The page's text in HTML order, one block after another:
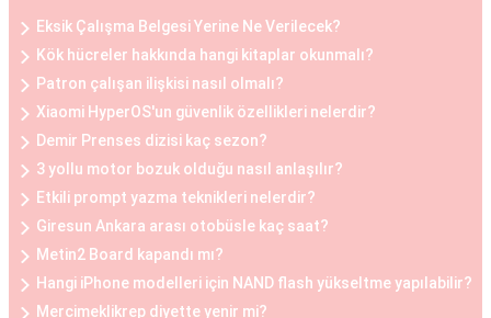
Göğüs Küçültme Estetiği
Büyük göğüslerin neden olduğu fiziksel
rahatsızlıklar veya estetik kaygılar nedeniyle bazı
kadınlar, göğüs küçültme estetiğini tercih
edebilirler. Bu operasyon, göğüs dokusunun ve
yağın çıkarılması ile gerçekleştirilir. Göğüs
küçültme estetiği, sırt ve boyun ağrılarını
hafifletmek, postürü düzeltmek ve günlük yaşam
kalitesini artırmak isteyen kadınlar arasında
oldukça yaygındır.
Eksik Çalışma Belgesi Yerine Ne Verilecek?
Kök hücreler hakkında hangi kitaplar okunmalı?
Patron çalışan ilişkisi nasıl olmalı?
Xiaomi HyperOS'un güvenlik özellikleri nelerdir?
Demir Prenses dizisi kaç sezon?
3 yollu motor bozuk olduğu nasıl anlaşılır?
Etkili prompt yazma teknikleri nelerdir?
Giresun Ankara arası otobüsle kaç saat?
Metin2 Board kapandı mı?
Hangi iPhone modelleri için NAND flash yükseltme yapılabilir?
Mercimeklikrep diyette yenir mi?